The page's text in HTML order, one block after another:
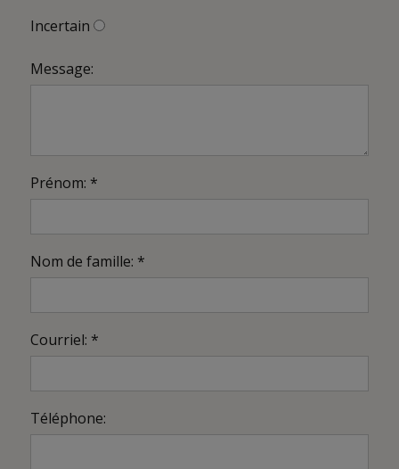
Incertain
Message:
Prénom: *
Nom de famille: *
Courriel: *
Téléphone: